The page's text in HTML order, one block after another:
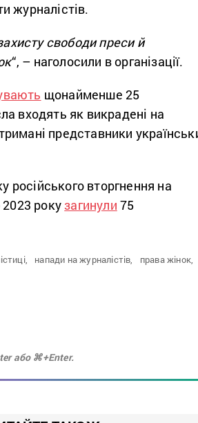
журналістів.
свободи преси й
“, – наголосили в організації.
щонайменше 25
входять як викрадені на
представники
російського вторгнення на
2023 рокузагинули 75
напади на журналістів,
права жінок,
або ⌘+Enter.